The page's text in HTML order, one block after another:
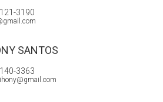
3190
SANTOS
3363